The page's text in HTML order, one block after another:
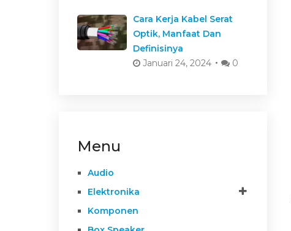
Cara Kerja Kabel Serat
Optik, Manfaat Dan
Definisinya
Januari 24, 2024
0
Menu
Audio
Elektronika
Komponen